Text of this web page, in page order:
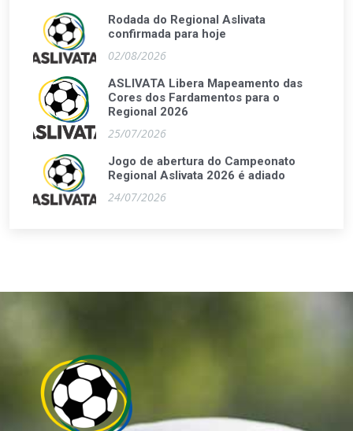
Rodada do Regional Aslivata
confirmada para hoje
02/08/2026
ASLIVATA Libera Mapeamento das
Cores dos Fardamentos para o
Regional 2026
25/07/2026
Jogo de abertura do Campeonato
Regional Aslivata 2026 é adiado
24/07/2026